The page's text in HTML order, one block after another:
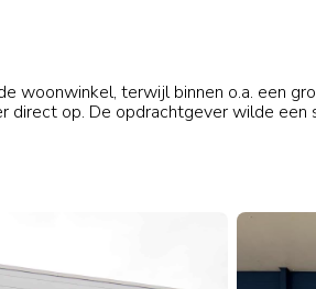
woonwinkel, terwijl binnen o.a. een
op. De opdrachtgever wilde